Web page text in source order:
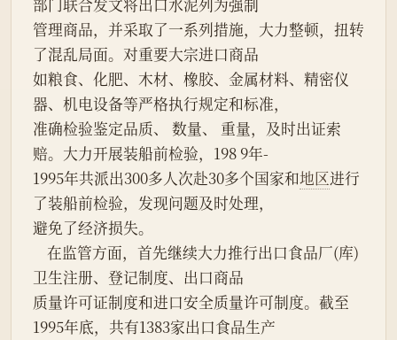
部门联合发文将出口水泥列为强制
管理商品，并采取了一系列措施，大力整顿，扭转
了混乱局面。对重要大宗进口商品
如粮食、化肥、木材、橡胶、金属材料、精密仪
器、机电设备等严格执行规定和标准，
准确检验鉴定品质、 数量、 重量，及时出证索
赔。大力开展装船前检验，198 9年-
1995年共派出300多人次赴30多个国家和地区进行
了装船前检验，发现问题及时处理，
避免了经济损失。
卫生注册、登记制度、出口商品
质量许可证制度和进口安全质量许可制度。截至
1995年底，共有1383家出口食品生产